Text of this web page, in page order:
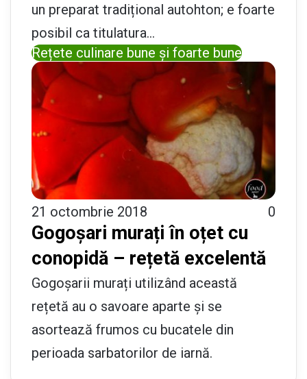
un preparat tradițional autohton; e foarte
posibil ca titulatura…
Rețete culinare bune și foarte bune
21 octombrie 2018 0
Gogoșari murați în oțet cu
conopidă – rețetă excelentă
Gogoșarii murați utilizând această
rețetă au o savoare aparte și se
asortează frumos cu bucatele din
perioada sarbatorilor de iarnă.